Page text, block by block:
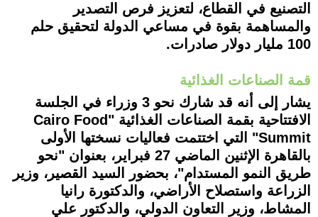
التصنيع في القطاع، لتعزيز فرص التصدير
والمساهمة بقوة في مساعي الدولة لتحقيق حلم
100 مليار دولار صادرات.
قمة الصناعات الغذائية
يشار إلى أنه قد شارك نحو 3 وزراء في الجلسة
الافتتاحية بقمة الصناعات الغذائية "Cairo Food
Summit" التي اختتمت فعاليات نسختها الأولى
بالقاهرة الإثنين الماضي 27 فبراير، بعنوان "نحو
طريق النمو المستدام"، بحضور السيد القصير، وزير
الزراعة واستصلاح الأراضي، والدكتورة رانيا
المشاط، وزير التعاون الدولي، والدكتور علي